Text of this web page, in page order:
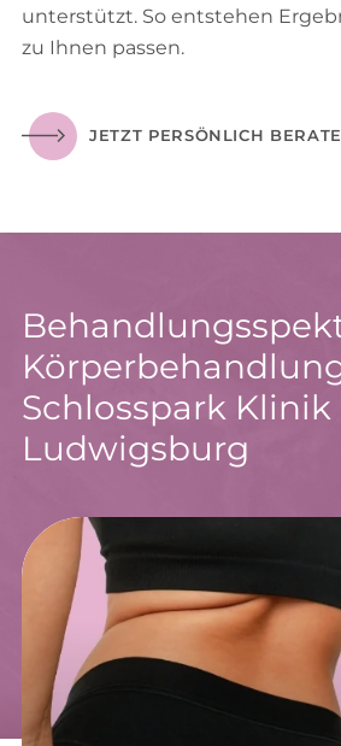
unterstützt. So entstehen
zu Ihnen passen.
JETZT PERSÖNLICH
Schlosspark Klinik
Ludwigsburg